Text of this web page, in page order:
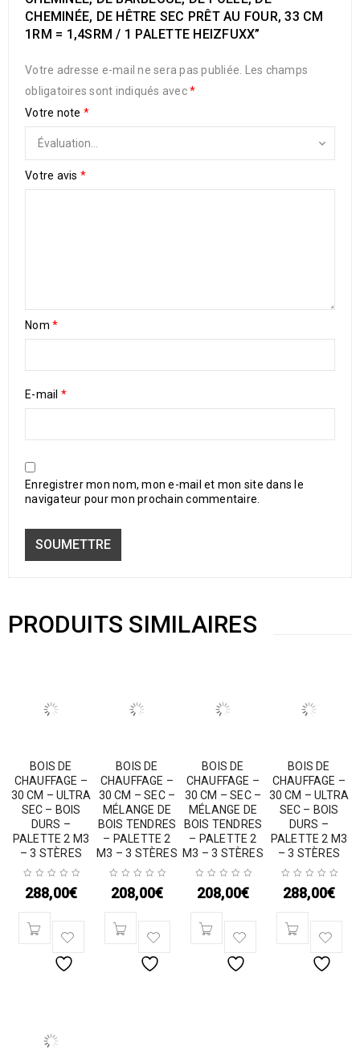
CHEMINÉE, DE HÊTRE SEC PRÊT AU FOUR, 33 CM
1RM = 1,4SRM / 1 PALETTE HEIZFUXX”
Votre adresse e-mail ne sera pas publiée.
Les champs
obligatoires sont indiqués avec*
Votre note *
Votre avis *
Nom *
E-mail *
Enregistrer mon nom, mon e-mail et mon site dans le
navigateur pour mon prochain commentaire.
PRODUITS SIMILAIRES
BOIS DE
CHAUFFAGE –
30 CM – ULTRA
SEC – BOIS
DURS –
PALETTE 2 M3
– 3 STÈRES
288,00€
BOIS DE
CHAUFFAGE –
30 CM – SEC –
MÉLANGE DE
BOIS TENDRES
– PALETTE 2
M3 – 3 STÈRES
208,00€
BOIS DE
CHAUFFAGE –
30 CM – SEC –
MÉLANGE DE
BOIS TENDRES
– PALETTE 2
M3 – 3 STÈRES
208,00€
BOIS DE
CHAUFFAGE –
30 CM – ULTRA
SEC – BOIS
DURS –
PALETTE 2 M3
– 3 STÈRES
288,00€